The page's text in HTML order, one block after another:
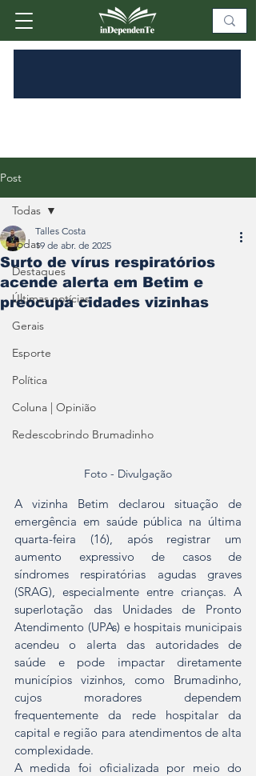
Post
Todas
Destaques
Últimas notícias
Gerais
Esporte
Política
Coluna | Opinião
Redescobrindo Brumadinho
Todas
Surto de vírus respiratórios
acende alerta em Betim e
preocupa cidades vizinhas
Talles Costa
19 de abr. de 2025
Foto - Divulgação
A vizinha Betim declarou situação de
emergência em saúde pública na última
quarta-feira (16), após registrar um
aumento expressivo de casos de
síndromes respiratórias agudas graves
(SRAG), especialmente entre crianças. A
superlotação das Unidades de Pronto
Atendimento (UPAs) e hospitais municipais
acendeu o alerta das autoridades de
saúde e pode impactar diretamente
municípios vizinhos, como Brumadinho,
cujos moradores dependem
frequentemente da rede hospitalar da
capital e região para atendimentos de alta
complexidade.
A medida foi oficializada por meio do